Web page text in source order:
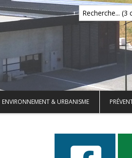
Recherche... (3
ENVIRONNEMENT & URBANISME